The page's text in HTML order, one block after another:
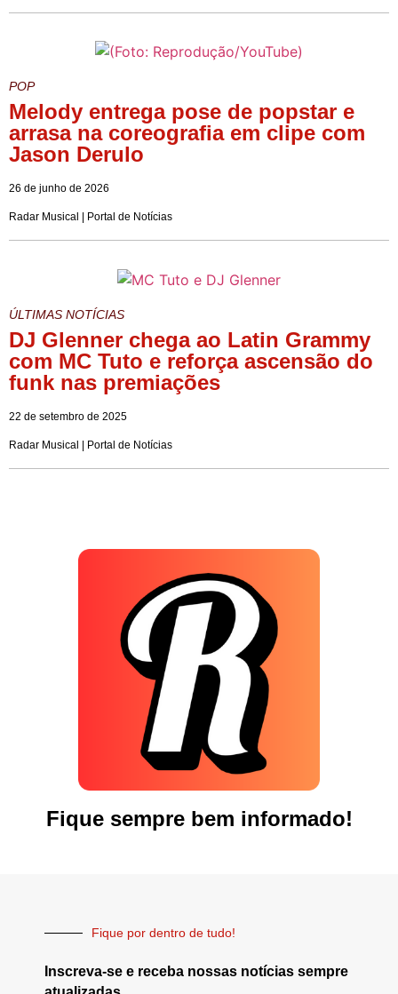
POP
Melody entrega pose de popstar e
arrasa na coreografia em clipe com
Jason Derulo
26 de junho de 2026
Radar Musical | Portal de Notícias
ÚLTIMAS NOTÍCIAS
DJ Glenner chega ao Latin Grammy
com MC Tuto e reforça ascensão do
funk nas premiações
22 de setembro de 2025
Radar Musical | Portal de Notícias
Fique sempre bem informado!
Fique por dentro de tudo!
Inscreva-se e receba nossas notícias sempre